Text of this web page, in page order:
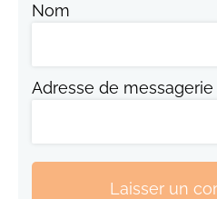
Nom
Adresse de messagerie
Laisser un